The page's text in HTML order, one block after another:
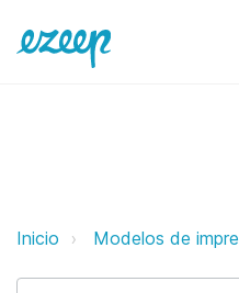
NEC ezeep
Inicio Modelos de